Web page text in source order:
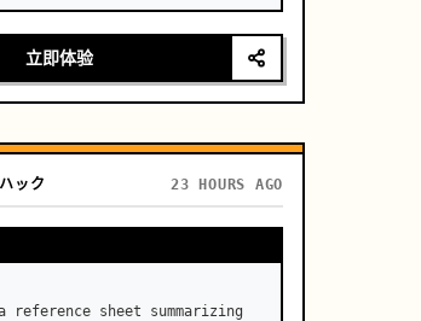
立即体验
ック 23 HOURS AGO
reference sheet summarizing